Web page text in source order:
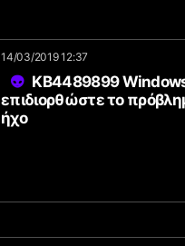
14/03/2019 12:37
KB4489899
επιδιορθώστε το
ήχο